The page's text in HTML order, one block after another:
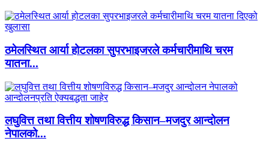
ठमेलस्थित आर्या होटलका सुपरभाइजरले कर्मचारीमाथि चरम
यातना...
लघुवित्त तथा वित्तीय शोषणविरुद्ध किसान–मजदुर आन्दोलन
नेपालको...